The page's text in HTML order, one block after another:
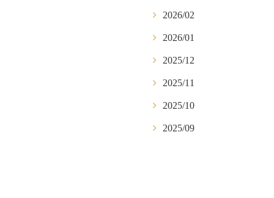
2026/02
2026/01
2025/12
2025/11
2025/10
2025/09